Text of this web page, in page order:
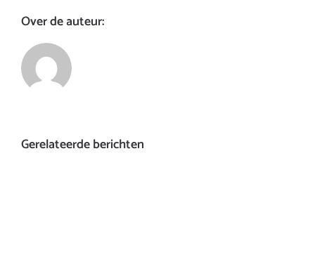
Over de auteur:
Gerelateerde berichten